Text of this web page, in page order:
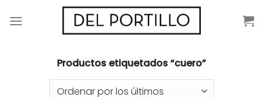
Productos etiquetados “cuero”